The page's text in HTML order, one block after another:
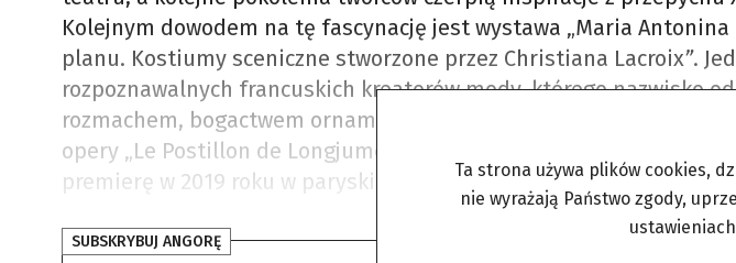
Kolejnym dowodem na tę fascynację jest wystawa „Maria
planu. Kostiumy sceniczne stworzone przez Christiana Lacroix”.
rozpoznawalnych francuskich kreatorów mody, którego nazwisko
rozmachem, bogactwem ornamentów i historycznymi
opery „Le Postillon de Longjumeau”
premierę w 2019 roku w paryskiej Opéra-Comique.
SUBSKRYBUJ ANGORĘ
Ta strona używa plików cookies,
nie wyrażają Państwo zgody,